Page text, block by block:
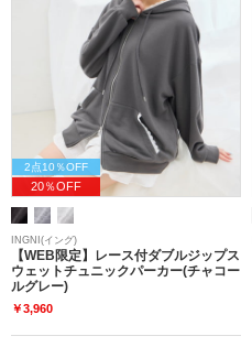
2点10％OFF
20％OFF
INGNI(イング)
【WEB限定】レース付ダブルジップス
ウェットチュニックパーカー(チャコー
ルグレー)
￥3,960